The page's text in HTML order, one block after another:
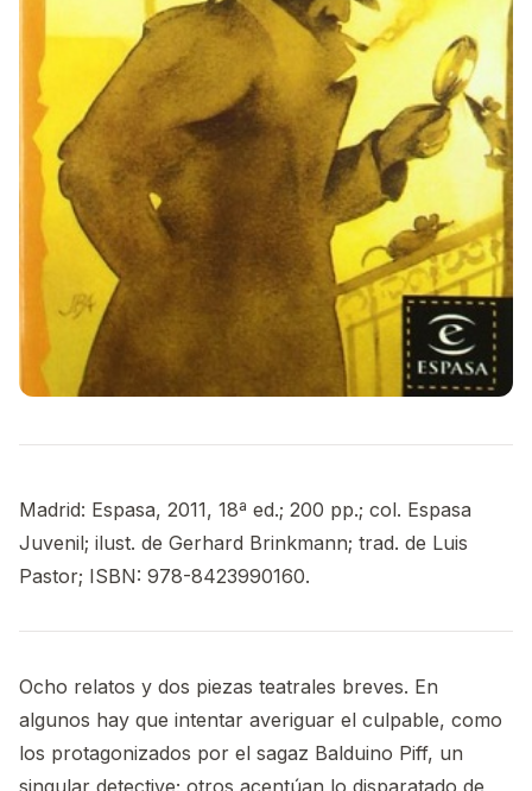
Madrid: Espasa, 2011, 18ª ed.; 200 pp.; col. Espasa
Juvenil; ilust. de Gerhard Brinkmann; trad. de Luis
Pastor; ISBN: 978-8423990160.
Ocho relatos y dos piezas teatrales breves. En
algunos hay que intentar averiguar el culpable, como
los protagonizados por el sagaz Balduino Piff, un